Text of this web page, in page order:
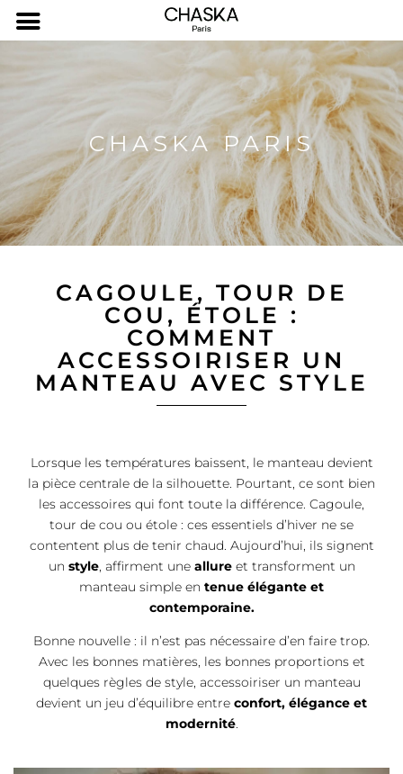
CHASKA PARIS
CAGOULE, TOUR DE
COU, ÉTOLE :
COMMENT
ACCESSOIRISER UN
MANTEAU AVEC STYLE
Lorsque les températures baissent, le manteau devient
la pièce centrale de la silhouette. Pourtant, ce sont bien
les accessoires qui font toute la différence. Cagoule,
tour de cou ou étole : ces essentiels d’hiver ne se
contentent plus de tenir chaud. Aujourd’hui, ils signent
un style, affirment une allureet transforment un
manteau simple en tenue élégante et
contemporaine.
Bonne nouvelle : il n’est pas nécessaire d’en faire trop.
Avec les bonnes matières, les bonnes proportions et
quelques règles de style, accessoiriser un manteau
devient un jeu d’équilibre entre confort, élégance et
modernité.